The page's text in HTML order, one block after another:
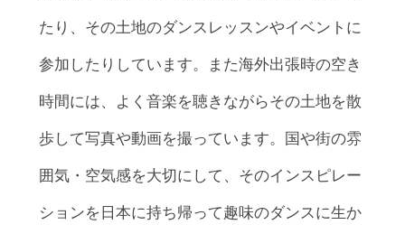
たり、その土地のダンスレッスンやイベントに
参加したりしています。また海外出張時の空き
時間には、よく音楽を聴きながらその土地を散
歩して写真や動画を撮っています。国や街の雰
囲気・空気感を大切にして、そのインスピレー
ションを日本に持ち帰って趣味のダンスに生か